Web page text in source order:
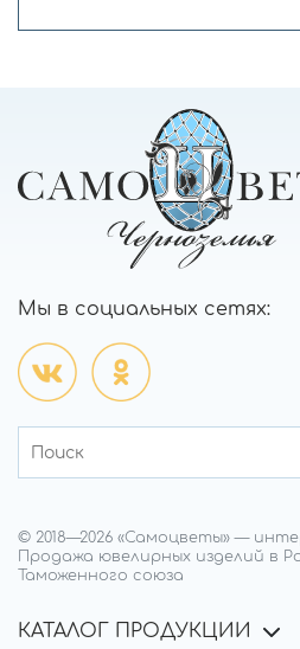
Мы в социальных сетях:
© 2018—2026 «Самоцветы» —
Продажа ювелирных изделий в
Таможенного союза
КАТАЛОГ ПРОДУКЦИИ